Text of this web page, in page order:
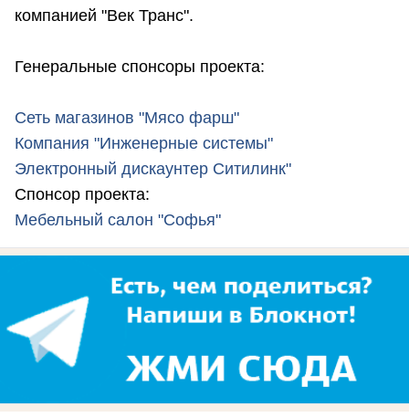
компанией "Век Транс".
Генеральные спонсоры проекта:
Сеть магазинов "Мясо фарш"
Компания "Инженерные системы"
Электронный дискаунтер Ситилинк"
Спонсор проекта:
Мебельный салон "Софья"